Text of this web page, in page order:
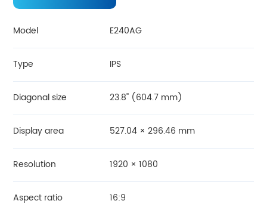
Model E240AG
Type IPS
Diagonal size 23.8'' (604.7 mm)
Display area 527.04 × 296.46 mm
Resolution 1920 × 1080
Aspect ratio 16:9